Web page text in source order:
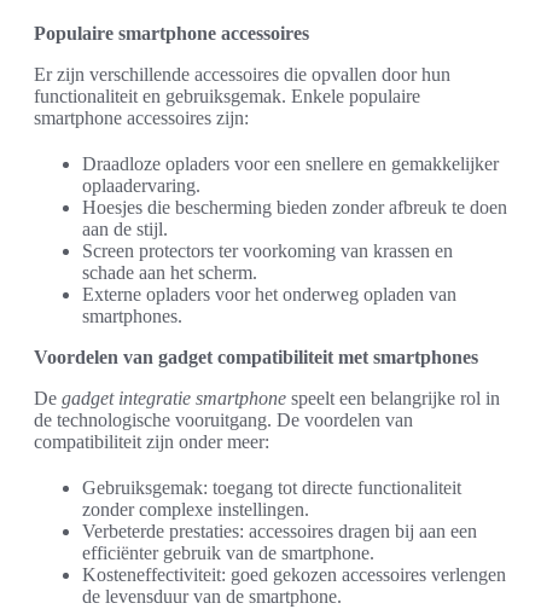
Populaire smartphone accessoires
Er zijn verschillende accessoires die opvallen door hun
functionaliteit en gebruiksgemak. Enkele populaire
smartphone accessoires zijn:
Draadloze opladers voor een snellere en gemakkelijker
oplaadervaring.
Hoesjes die bescherming bieden zonder afbreuk te doen
aan de stijl.
Screen protectors ter voorkoming van krassen en
schade aan het scherm.
Externe opladers voor het onderweg opladen van
smartphones.
Voordelen van gadget compatibiliteit met smartphones
De gadget integratie smartphone speelt een belangrijke rol in
de technologische vooruitgang. De voordelen van
compatibiliteit zijn onder meer:
Gebruiksgemak: toegang tot directe functionaliteit
zonder complexe instellingen.
Verbeterde prestaties: accessoires dragen bij aan een
efficiënter gebruik van de smartphone.
Kosteneffectiviteit: goed gekozen accessoires verlengen
de levensduur van de smartphone.